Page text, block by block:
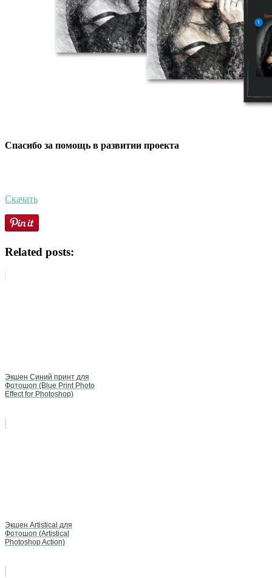
Спасибо за помощь в развитии проекта
Скачать
Related posts:
Экшен Синий принт для
Фотошоп (Blue Print Photo
Effect for Photoshop)
Экшен Artistical для
Фотошоп (Artistical
Photoshop Action)